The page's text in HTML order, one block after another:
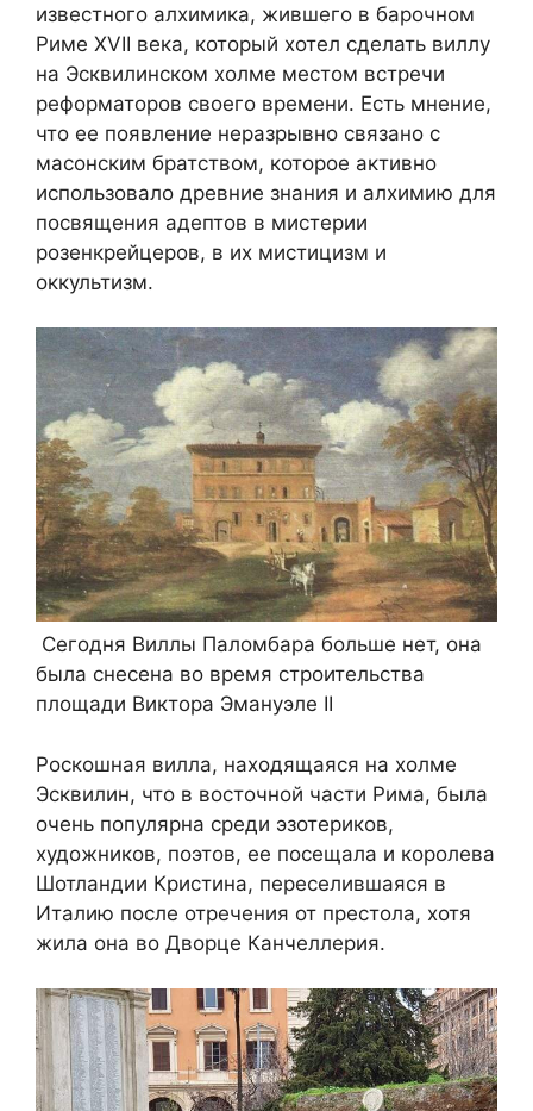
известного алхимика, жившего в барочном
Риме XVII века, который хотел сделать виллу
на Эсквилинском холме местом встречи
реформаторов своего времени. Есть мнение,
что ее появление неразрывно связано с
масонским братством, которое активно
использовало древние знания и алхимию для
посвящения адептов в мистерии
розенкрейцеров, в их мистицизм и
оккультизм.
Сегодня Виллы Паломбара больше нет, она
была снесена во время строительства
площади Виктора Эмануэле II
Роскошная вилла, находящаяся на холме
Эсквилин, что в восточной части Рима, была
очень популярна среди эзотериков,
художников, поэтов, ее посещала и королева
Шотландии Кристина, переселившаяся в
Италию после отречения от престола, хотя
жила она во Дворце Канчеллерия.